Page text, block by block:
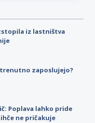
iz lastništva
zaposlujejo?
Poplava lahko pride
ne pričakuje